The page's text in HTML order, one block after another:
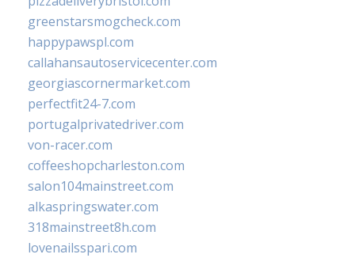
greenstarsmogcheck.com
happypawspl.com
callahansautoservicecenter.com
georgiascornermarket.com
perfectfit24-7.com
portugalprivatedriver.com
von-racer.com
coffeeshopcharleston.com
salon104mainstreet.com
alkaspringswater.com
318mainstreet8h.com
lovenailsspari.com